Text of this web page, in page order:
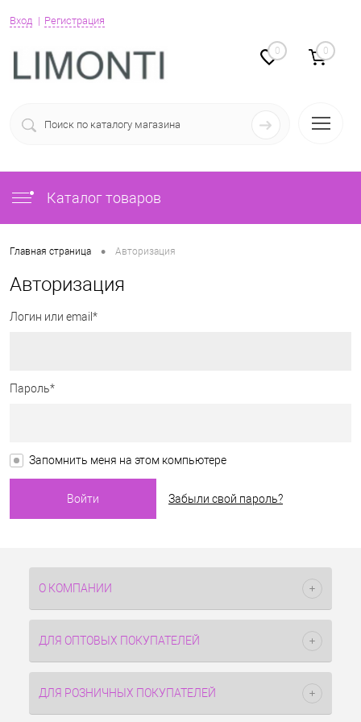
Вход Регистрация
0 0
Каталог товаров
Главная страница • Авторизация
Авторизация
Логин или email*
Пароль*
Запомнить меня на этом компьютере
Забыли свой пароль?
О КОМПАНИИ
ДЛЯ ОПТОВЫХ ПОКУПАТЕЛЕЙ
ДЛЯ РОЗНИЧНЫХ ПОКУПАТЕЛЕЙ